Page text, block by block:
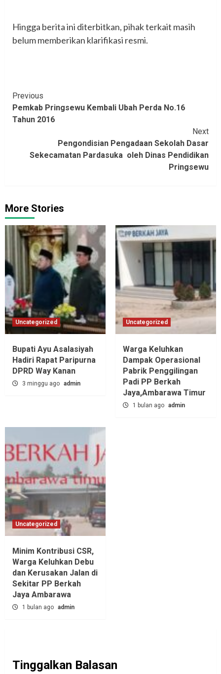
‎Hingga berita ini diterbitkan, pihak terkait masih
belum memberikan klarifikasi resmi.
Continue
Reading
Previous
Pemkab Pringsewu Kembali Ubah Perda No.16
Tahun 2016‎‎‎‎‎
Next
Pengondisian Pengadaan Sekolah Dasar
Sekecamatan Pardasuka oleh Dinas Pendidikan
Pringsewu
More Stories
Uncategorized
Bupati Ayu Asalasiyah
Hadiri Rapat Paripurna
DPRD Way Kanan
3 minggu ago admin
Uncategorized
Warga Keluhkan
Dampak Operasional
Pabrik Penggilingan
Padi PP Berkah
Jaya,‎Ambarawa Timur
1 bulan ago admin
Uncategorized
Minim Kontribusi CSR,
Warga Keluhkan Debu
dan Kerusakan Jalan di
Sekitar PP Berkah
Jaya Ambarawa‎
1 bulan ago admin
Tinggalkan Balasan